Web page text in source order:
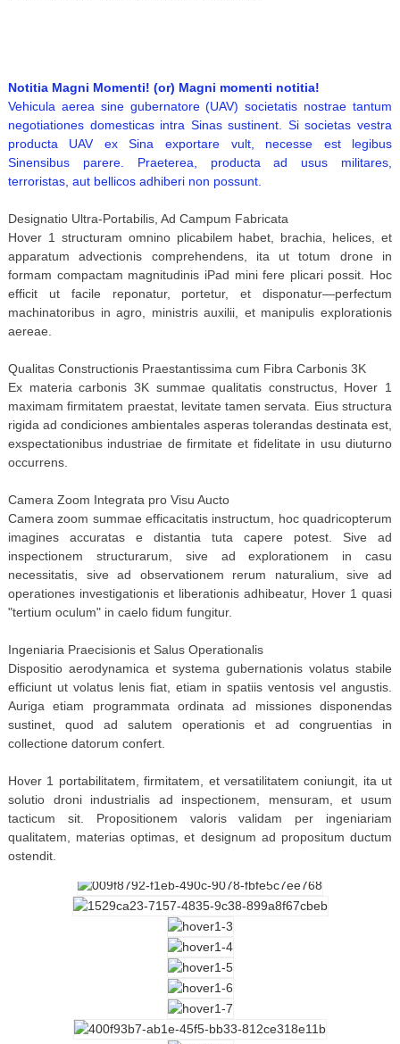
Notitia Magni Momenti! (or) Magni momenti notitia!
Vehicula aerea sine gubernatore (UAV) societatis nostrae tantum
negotiationes domesticas intra Sinas sustinent. Si societas vestra
producta UAV ex Sina exportare vult, necesse est legibus
Sinensibus parere. Praeterea, producta ad usus militares,
terroristas, aut bellicos adhiberi non possunt.
Designatio Ultra-Portabilis, Ad Campum Fabricata
Hover 1 structuram omnino plicabilem habet, brachia, helices, et
apparatum advectionis comprehendens, ita ut totum drone in
formam compactam magnitudinis iPad mini fere plicari possit. Hoc
efficit ut facile reponatur, portetur, et disponatur—perfectum
machinatoribus in agro, ministris auxilii, et manipulis explorationis
aereae.
Qualitas Constructionis Praestantissima cum Fibra Carbonis 3K
Ex materia carbonis 3K summae qualitatis constructus, Hover 1
maximam firmitatem praestat, levitate tamen servata. Eius structura
rigida ad condiciones ambientales asperas tolerandas destinata est,
exspectationibus industriae de firmitate et fidelitate in usu diuturno
occurrens.
Camera Zoom Integrata pro Visu Aucto
Camera zoom summae efficacitatis instructum, hoc quadricopterum
imagines accuratas e distantia tuta capere potest. Sive ad
inspectionem structurarum, sive ad explorationem in casu
necessitatis, sive ad observationem rerum naturalium, sive ad
operationes investigationis et liberationis adhibeatur, Hover 1 quasi
"tertium oculum" in caelo fidum fungitur.
Ingeniaria Praecisionis et Salus Operationalis
Dispositio aerodynamica et systema gubernationis volatus stabile
efficiunt ut volatus lenis fiat, etiam in spatiis ventosis vel angustis.
Auriga etiam programmata ordinata ad missiones disponendas
sustinet, quod ad salutem operationis et ad congruentias in
collectione datorum confert.
Hover 1 portabilitatem, firmitatem, et versatilitatem coniungit, ita ut
solutio droni industrialis ad inspectionem, mensuram, et usum
tacticum sit. Propositionem valoris validam per ingeniariam
qualitatem, materias optimas, et designum ad propositum ductum
ostendit.